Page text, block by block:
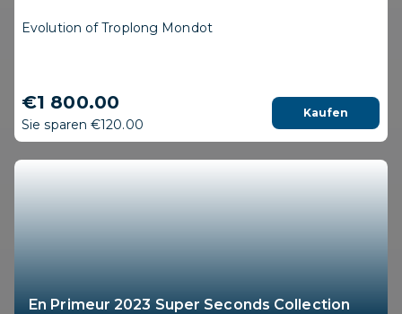
Evolution of Troplong Mondot
€1 800.00
Sie sparen €120.00
Kaufen
En Primeur 2023 Super Seconds Collection